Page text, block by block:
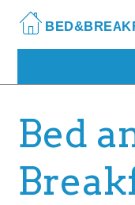
main
Bed